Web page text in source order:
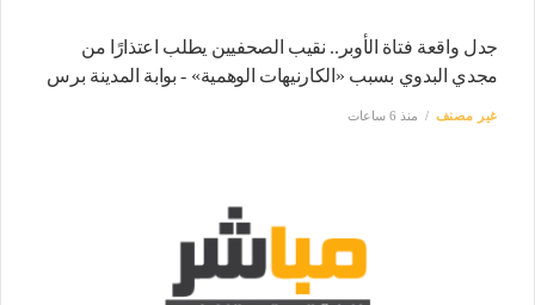
جدل واقعة فتاة الأوبر.. نقيب الصحفيين يطلب اعتذارًا من
مجدي البدوي بسبب «الكارنيهات الوهمية» - بوابة المدينة برس
غير مصنف منذ 6 ساعات